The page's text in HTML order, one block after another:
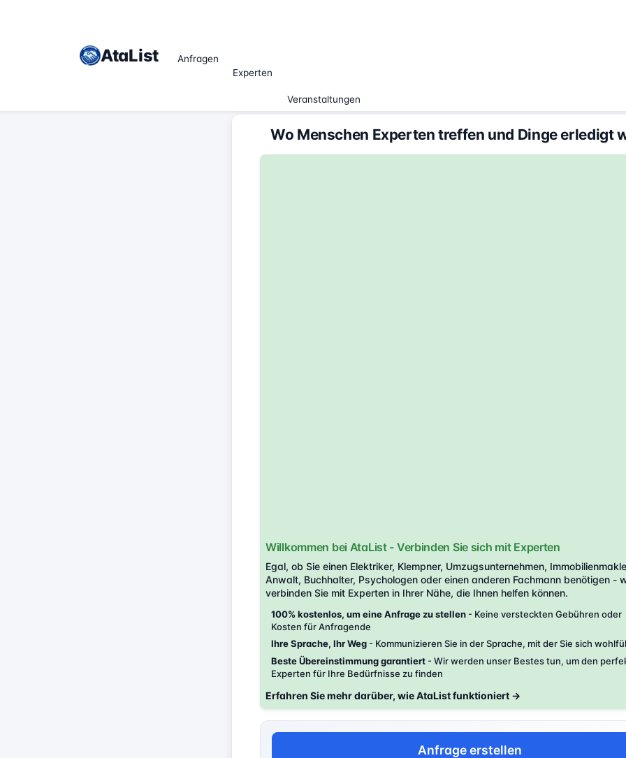
AtaList
Anfragen
Experten
Veranstaltungen
Wo Menschen Experten treffen und Dinge erledigt
Willkommen bei AtaList - Verbinden Sie sich mit Experten
Egal, ob Sie einen Elektriker, Klempner, Umzugsunternehmen,
Anwalt, Buchhalter, Psychologen oder einen anderen Fachmann benötigen -
verbinden Sie mit Experten in Ihrer Nähe, die Ihnen helfen können.
100% kostenlos, um eine Anfrage zu stellen - Keine versteckten Gebühren oder
Kosten für Anfragende
Ihre Sprache, Ihr Weg - Kommunizieren Sie in der Sprache, mit der Sie sich
Beste Übereinstimmung garantiert - Wir werden unser Bestes tun, um den
Experten für Ihre Bedürfnisse zu finden
Erfahren Sie mehr darüber, wie AtaList funktioniert →
Anfrage erstellen